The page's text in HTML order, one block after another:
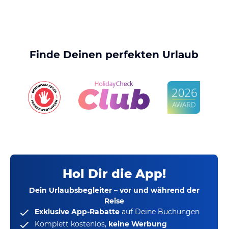
Finde Deinen perfekten Urlaub
Hol Dir die App!
Dein Urlaubsbegleiter – vor und während der
Reise
Exklusive App-Rabatte auf Deine Buchungen
Komplett kostenlos, keine Werbung